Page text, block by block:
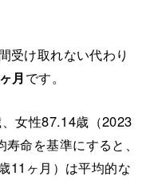
受け取れない代わり
月です。
女性87.14歳（2023
命を基準にすると、
11ヶ月）は平均的な